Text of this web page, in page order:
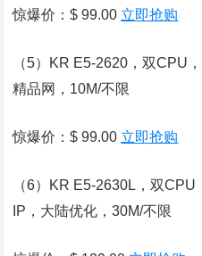
惊爆价：$ 99.00 立即抢购
（5）KR E5-2620，双CPU
精品网，10M/不限
惊爆价：$ 99.00 立即抢购
（6）KR E5-2630L，双
IP，大陆优化，30M/不限